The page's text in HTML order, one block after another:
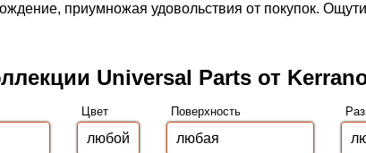
приумножая удовольствия от покупок.
Universal Parts от
Цвет Поверхность